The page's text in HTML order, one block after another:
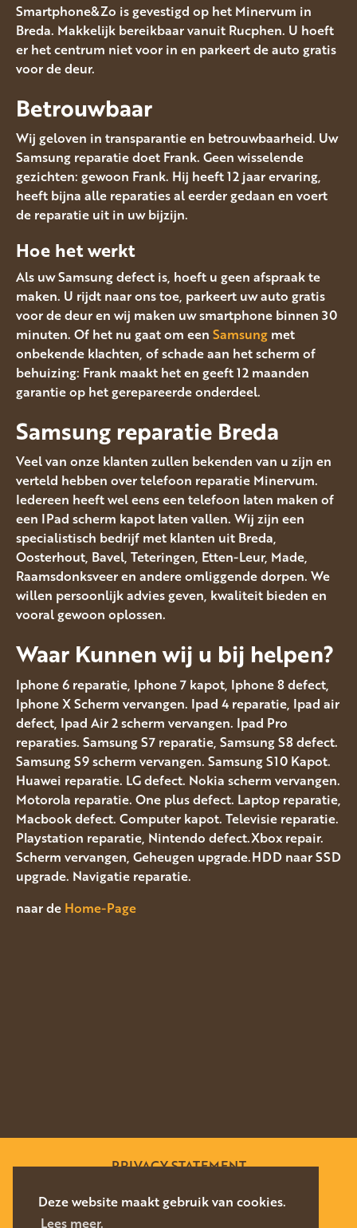
Deze website maakt gebruik van cookies.
Lees meer.
Smartphone&Zo is gevestigd op het Minervum in
Breda. Makkelijk bereikbaar vanuit Rucphen. U hoeft
er het centrum niet voor in en parkeert de auto gratis
voor de deur.
Betrouwbaar
Wij geloven in transparantie en betrouwbaarheid. Uw
Samsung reparatie doet Frank. Geen wisselende
gezichten: gewoon Frank. Hij heeft 12 jaar ervaring,
heeft bijna alle reparaties al eerder gedaan en voert
de reparatie uit in uw bijzijn.
Hoe het werkt
Als uw Samsung defect is, hoeft u geen afspraak te
maken. U rijdt naar ons toe, parkeert uw auto gratis
voor de deur en wij maken uw smartphone binnen 30
minuten. Of het nu gaat om een Samsung met
onbekende klachten, of schade aan het scherm of
behuizing: Frank maakt het en geeft 12 maanden
garantie op het gerepareerde onderdeel.
Samsung reparatie Breda
Veel van onze klanten zullen bekenden van u zijn en
verteld hebben over telefoon reparatie Minervum.
Iedereen heeft wel eens een telefoon laten maken of
een IPad scherm kapot laten vallen. Wij zijn een
specialistisch bedrijf met klanten uit Breda,
Oosterhout, Bavel, Teteringen, Etten-Leur, Made,
Raamsdonksveer en andere omliggende dorpen. We
willen persoonlijk advies geven, kwaliteit bieden en
vooral gewoon oplossen.
Waar Kunnen wij u bij helpen?
Iphone 6 reparatie, Iphone 7 kapot, Iphone 8 defect,
Iphone X Scherm vervangen. Ipad 4 reparatie, Ipad air
defect, Ipad Air 2 scherm vervangen. Ipad Pro
reparaties. Samsung S7 reparatie, Samsung S8 defect.
Samsung S9 scherm vervangen. Samsung S10 Kapot.
Huawei reparatie. LG defect. Nokia scherm vervangen.
Motorola reparatie. One plus defect. Laptop reparatie,
Macbook defect. Computer kapot. Televisie reparatie.
Playstation reparatie, Nintendo defect.Xbox repair.
Scherm vervangen, Geheugen upgrade.HDD naar SSD
upgrade. Navigatie reparatie.
naar de Home-Page
PRIVACY STATEMENT